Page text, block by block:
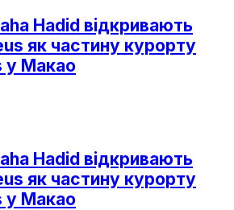
Hadid відкривають
як частину курорту
у Макао
Hadid відкривають
як частину курорту
у Макао